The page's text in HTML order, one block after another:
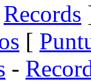
Records
[
-